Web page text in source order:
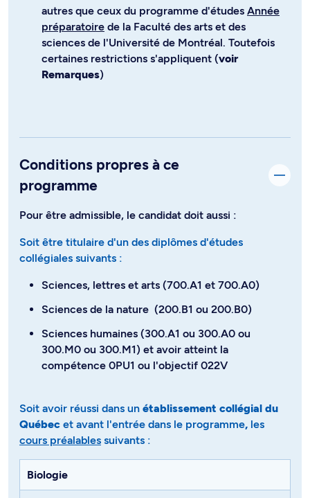
autres que ceux du programme d'études Année
préparatoire de la Faculté des arts et des
sciences de l'Université de Montréal. Toutefois
certaines restrictions s'appliquent (voir
Remarques)
Conditions propres à ce
programme
Pour être admissible, le candidat doit aussi :
Soit être titulaire d'un des diplômes d'études
collégiales suivants :
Sciences, lettres et arts (700.A1 et 700.A0)
Sciences de la nature (200.B1 ou 200.B0)
Sciences humaines (300.A1 ou 300.A0 ou
300.M0 ou 300.M1) et avoir atteint la
compétence 0PU1 ou l'objectif 022V
Soit avoir réussi dans un établissement collégial du
Québec et avant l'entrée dans le programme, les
cours préalables suivants​​​​​​ :
Biologie